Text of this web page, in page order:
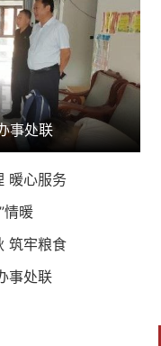
事处联
暖心服务
情暖
筑牢粮食
事处联